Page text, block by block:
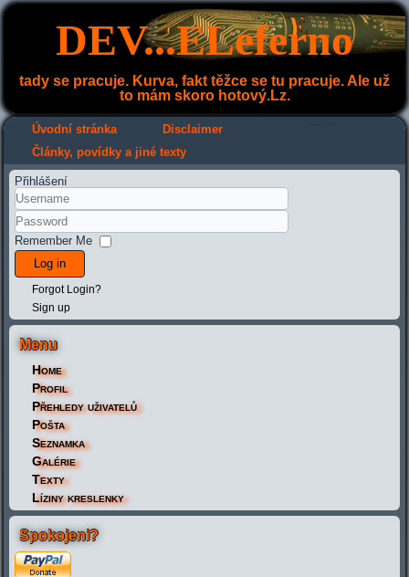
DEV...ELeferno
tady se pracuje. Kurva, fakt těžce se tu pracuje. Ale už
to mám skoro hotový.Lz.
Úvodní stránka Disclaimer
Články, povídky a jiné texty
Přihlášení
Remember Me
Log in
Forgot Login?
Sign up
Menu
Home
Profil
Přehledy uživatelů
Pošta
Seznamka
Galérie
Texty
Líziny kreslenky
Spokojeni?